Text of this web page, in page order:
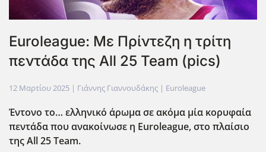
Euroleague: Με Πρίντεζη η τρίτη
πεντάδα της All 25 Team (pics)
12 Μαρτίου 2025 | Γιάννης Γιαννουδάκης | Euroleague
Έντονο το… ελληνικό άρωμα σε ακόμα μία κορυφαία
πεντάδα που ανακοίνωσε η Euroleague, στο πλαίσιο
της All25 Team.